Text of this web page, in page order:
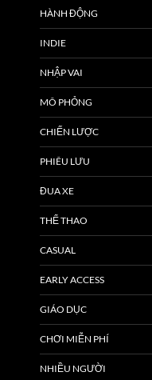
HÀNH ĐỘNG
INDIE
NHẬP VAI
MÔ PHỎNG
CHIẾN LƯỢC
PHIÊU LƯU
ĐUA XE
THỂ THAO
CASUAL
EARLY ACCESS
GIÁO DỤC
CHƠI MIỄN PHÍ
NHIỀU NGƯỜI